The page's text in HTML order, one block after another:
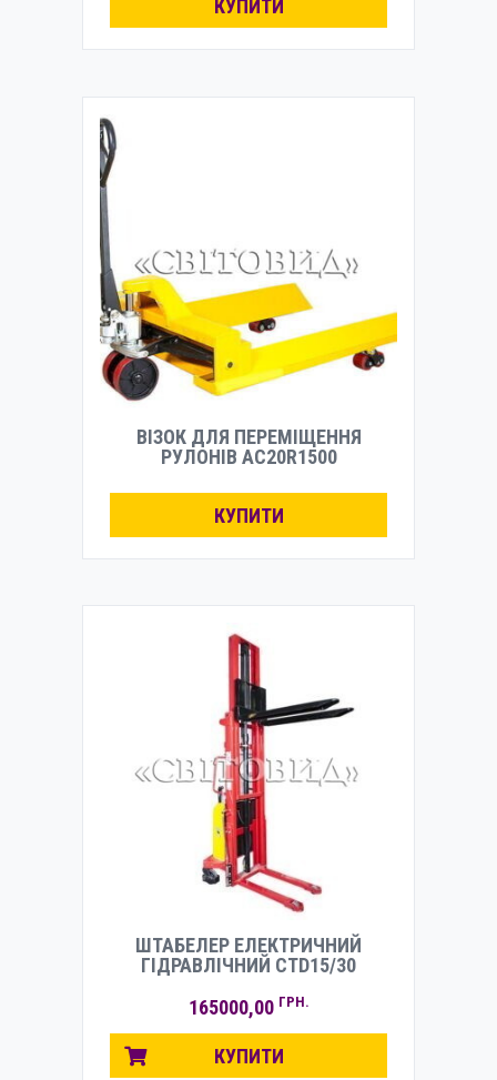
КУПИТИ
ВІЗОК ДЛЯ ПЕРЕМІЩЕННЯ
РУЛОНІВ AC20R1500
КУПИТИ
ШТАБЕЛЕР ЕЛЕКТРИЧНИЙ
ГІДРАВЛІЧНИЙ CTD15/30
165000,00 ГРН.
КУПИТИ